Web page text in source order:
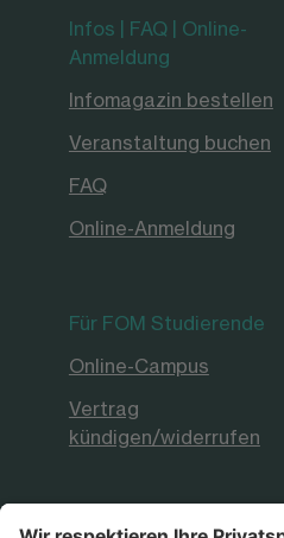
Infos | FAQ | Online-
Anmeldung
Infomagazin bestellen
Veranstaltung buchen
FAQ
Online-Anmeldung
Für FOM Studierende
Online-Campus
Vertrag
kündigen/widerrufen
FOM Hochschule